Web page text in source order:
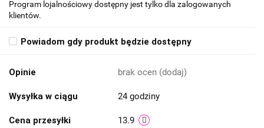
Program lojalnościowy dostępny jest tylko dla zalogowanych
klientów.
Powiadom gdy produkt będzie dostępny
Opinie brak ocen (dodaj)
Wysyłka w ciągu 24 godziny
Cena przesyłki 13.9